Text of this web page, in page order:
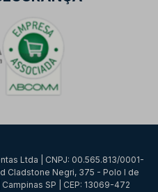
Ltda | CNPJ: 00.565.813/0001-
Cladstone Negri, 375 - Polo I de
SP | CEP: 13069-472